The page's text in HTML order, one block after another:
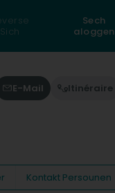
Sich
Sech
aloggen
E-Mail Itinéraire
Kontakt Persounen